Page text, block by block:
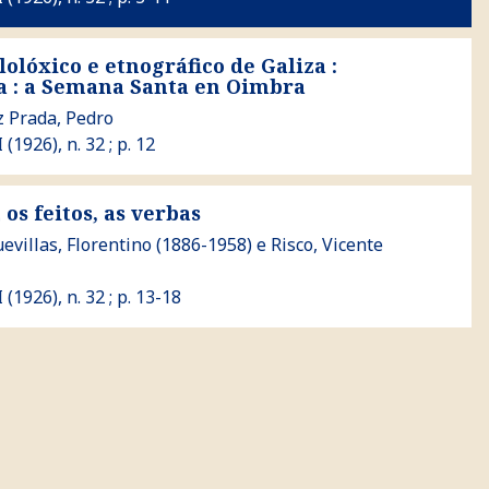
de Galiza : etnografía : a Semana Santa en Oimbra
e etnográfico de Galiza :
a Semana Santa en Oimbra
Prada, Pedro
n. 32 ; p. 12
verbas
os feitos, as verbas
Florentino(1886-1958) e Risco, Vicente
n. 32 ; p. 13-18